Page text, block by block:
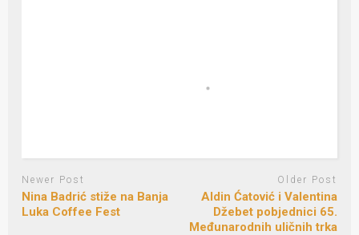
Newer Post
Nina Badrić stiže na Banja
Luka Coffee Fest
Older Post
Aldin Ćatović i Valentina
Džebet pobjednici 65.
Međunarodnih uličnih trka